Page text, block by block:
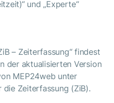
und „Experte“
– Zeiterfassung“ findest
der aktualisierten Version
MEP24web unter
Zeiterfassung (ZiB).